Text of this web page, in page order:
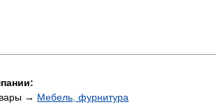
→ Мебель, фурнитура